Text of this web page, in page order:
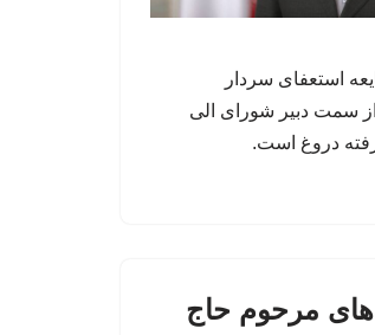
استعفای سردار
از سمت دبیر شورای الی
دروغ است.
مرحوم حاج